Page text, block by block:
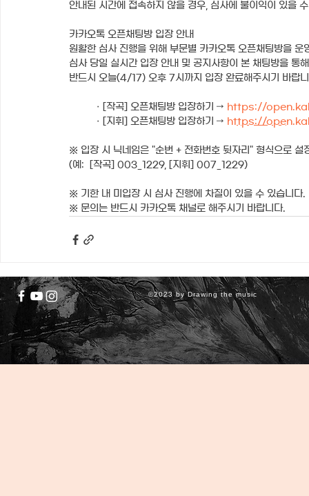
안내된 시간에 접속하지 않을 경우, 심사에 불이익이 있을
카카오톡 오픈채팅방 입장 안내
원활한 심사 진행을 위해 부문별 카카오톡 오픈채팅방을 운
심사 당일 실시간 입장 안내 및 공지사항이 본 채팅방을 통
반드시 오늘(4/17) 오후 7시까지 입장 완료해주시기 바랍
· [작곡] 오픈채팅방 입장하기 → https://
· [지휘] 오픈채팅방 입장하기 → https://
※ 입장 시 닉네임은 "순번 + 전화번호 뒷자리" 형식으로 설
(예:  [작곡] 003_1229, [지휘] 007_1229)
※ 기한 내 미입장 시 심사 진행에 차질이 있을 수 있습니다.
※ 문의는 반드시 카카오톡 채널로 해주시기 바랍니다.
©2023 by Drawing the music